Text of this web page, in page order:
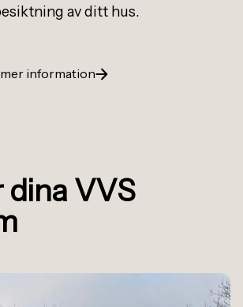
av ditt hus.
information
dina VVS